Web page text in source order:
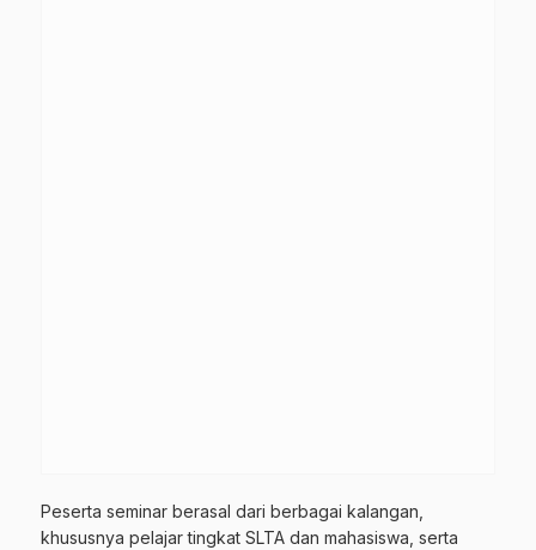
Peserta seminar berasal dari berbagai kalangan,
khususnya pelajar tingkat SLTA dan mahasiswa, serta